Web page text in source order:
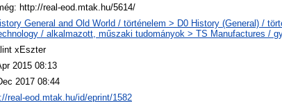
http://real-eod.mtak.hu/5614/
General and Old World / történelem > D0 History (General) /
/ alkalmazott, műszaki tudományok > TS Manufactures /
xEszter
2015 08:13
2017 08:44
real-eod.mtak.hu/id/eprint/1582